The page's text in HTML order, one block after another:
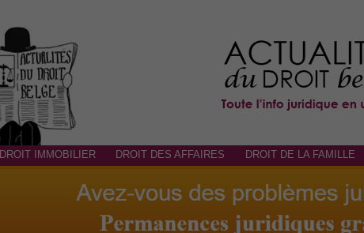
DROIT IMMOBILIER DROIT DES AFFAIRES DROIT DE LA FAMILLE